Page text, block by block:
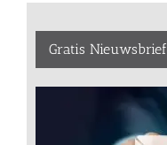
Gratis Nieuwsbrief